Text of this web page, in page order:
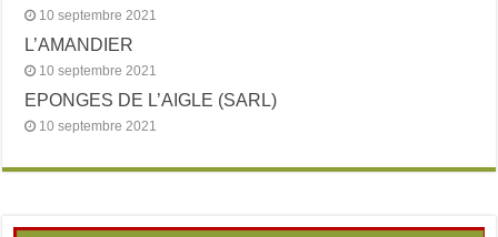
10 septembre 2021
L’AMANDIER
10 septembre 2021
EPONGES DE L’AIGLE (SARL)
10 septembre 2021